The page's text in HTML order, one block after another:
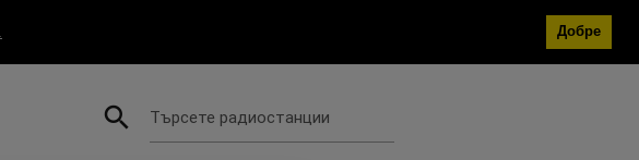
Добре
search Търсете радиостанции